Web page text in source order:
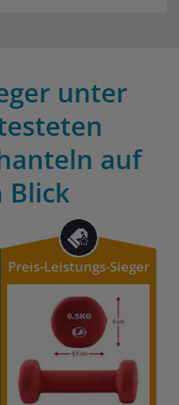
unter
auf
Blick
Preis-Leistungs-Sieger